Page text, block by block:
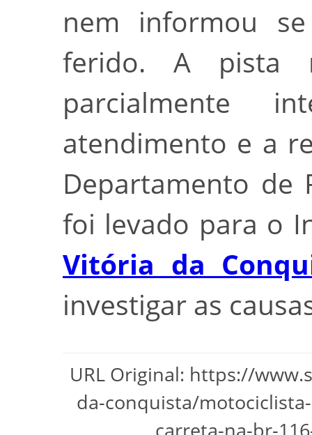
nem informou
ferido. A pista
parcialmente
atendimento e a
Departamento de
foi levado para o
Vitória da
investigar as
URL Original: https://
da-conquista/
carreta-na-br-